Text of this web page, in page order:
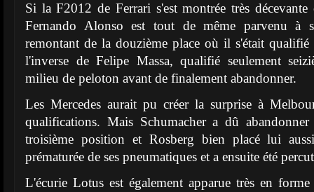
Si la F2012 de Ferrari s'est montrée très décevante
Fernando Alonso est tout de même parvenu à
remontant de la douzième place où il s'était
l'inverse de Felipe Massa, qualifié seulement
milieu de peloton avant de finalement abandonner.
Les Mercedes aurait pu créer la surprise à
qualifications. Mais Schumacher a dû
troisième position et Rosberg bien placé lui
prématurée de ses pneumatiques et a ensuite été
L'écurie Lotus est également apparue très en